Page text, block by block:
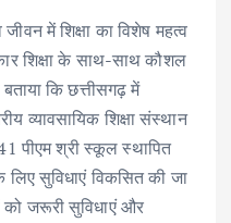
में शिक्षा का विशेष महत्व
शिक्षा के साथ-साथ कौशल
कि छत्तीसगढ़ में
व्यावसायिक शिक्षा संस्थान
पीएम श्री स्कूल स्थापित
लिए सुविधाएं विकसित की जा
को जरूरी सुविधाएं और